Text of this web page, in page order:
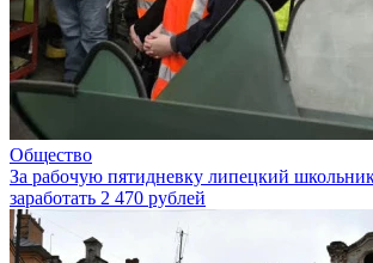
Общество
За рабочую пятидневку липецкий
заработать 2 470 рублей